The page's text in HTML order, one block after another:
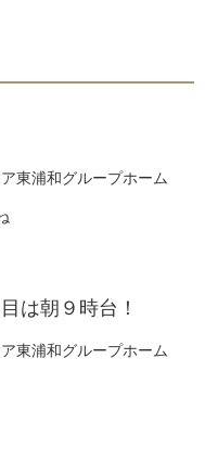
東浦和グループホーム
は朝９時台！
東浦和グループホーム